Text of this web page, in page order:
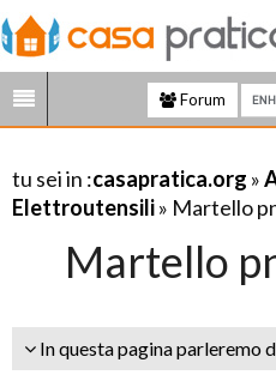
Forum
tu sei in :casapratica.org »
Elettroutensili» Martello
Martello
In questa pagina parleremo